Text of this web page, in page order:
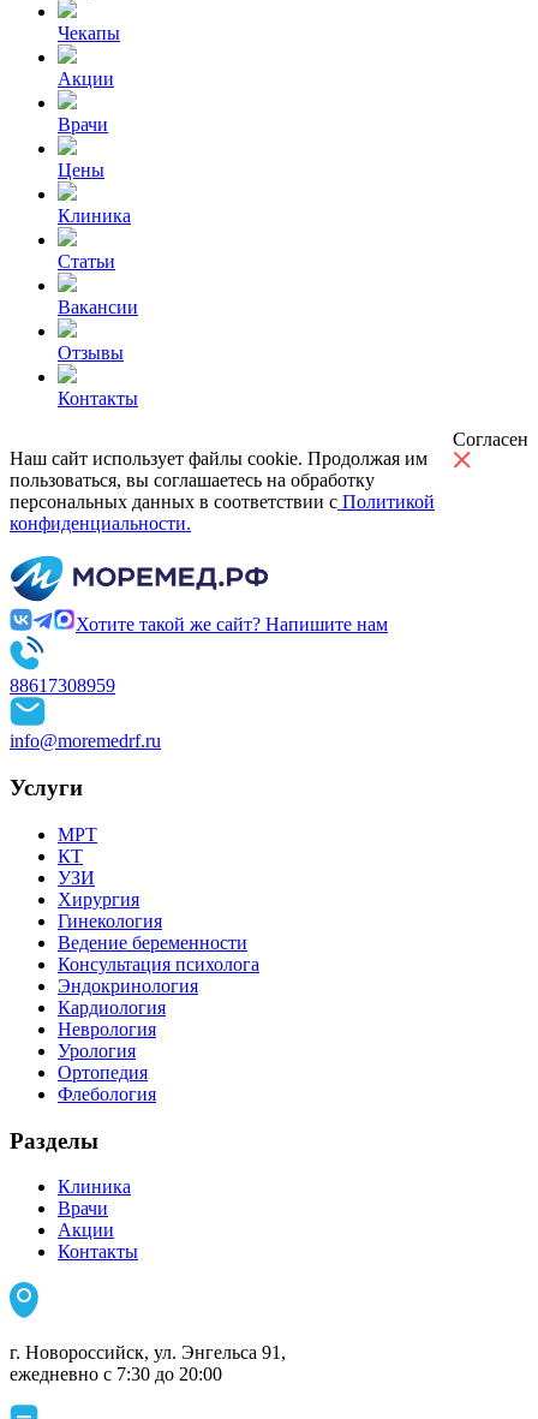
Чекапы
Акции
Врачи
Цены
Клиника
Статьи
Вакансии
Отзывы
Контакты
Наш сайт использует файлы cookie. Продолжая им
пользоваться, вы соглашаетесь на обработку
персональных данных в соответствии с Политикой
конфиденциальности.
Согласен
Хотите такой же сайт? Напишите нам
88617308959
info@moremedrf.ru
Услуги
МРТ
КТ
УЗИ
Хирургия
Гинекология
Ведение беременности
Консультация психолога
Эндокринология
Кардиология
Неврология
Урология
Ортопедия
Флебология
Разделы
Клиника
Врачи
Акции
Контакты
г. Новороссийск, ул. Энгельса 91,
ежедневно с 7:30 до 20:00